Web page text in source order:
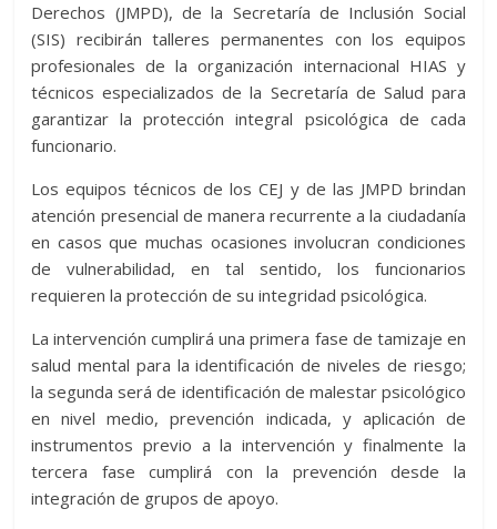
Derechos (JMPD), de la Secretaría de Inclusión Social
(SIS) recibirán talleres permanentes con los equipos
profesionales de la organización internacional HIAS y
técnicos especializados de la Secretaría de Salud para
garantizar la protección integral psicológica de cada
funcionario.
Los equipos técnicos de los CEJ y de las JMPD brindan
atención presencial de manera recurrente a la ciudadanía
en casos que muchas ocasiones involucran condiciones
de vulnerabilidad, en tal sentido, los funcionarios
requieren la protección de su integridad psicológica.
La intervención cumplirá una primera fase de tamizaje en
salud mental para la identificación de niveles de riesgo;
la segunda será de identificación de malestar psicológico
en nivel medio, prevención indicada, y aplicación de
instrumentos previo a la intervención y finalmente la
tercera fase cumplirá con la prevención desde la
integración de grupos de apoyo.